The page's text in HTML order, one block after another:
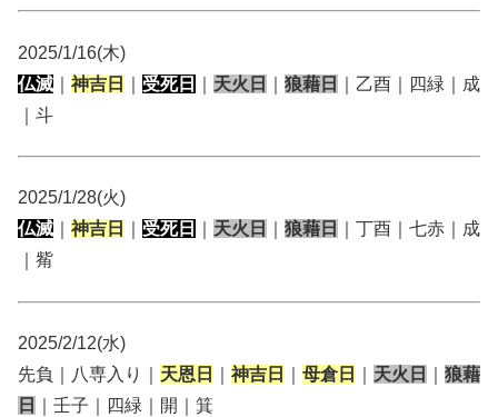
2025/1/16(木)
仏滅
神吉日 受死日 天火日 狼藉日
｜乙酉｜四緑｜成
｜斗
2025/1/28(火)
仏滅
神吉日 受死日 天火日 狼藉日
｜丁酉｜七赤｜成
｜觜
2025/2/12(水)
先負｜八専入り｜ 天恩日 神吉日 母倉日 天火日
狼藉
日
｜壬子｜四緑｜開｜箕